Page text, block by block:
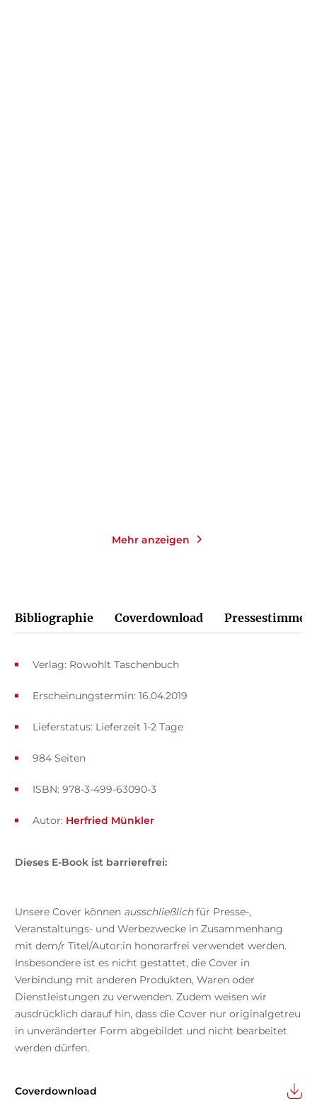
Mehr anzeigen
Bibliographie Coverdownload Pressestimmen
Verlag: Rowohlt Taschenbuch
Erscheinungstermin: 16.04.2019
Lieferstatus: Lieferzeit 1-2 Tage
ISBN: 978-3-499-63090-3
984 Seiten
Autor: Herfried Münkler
Dieses E-Book ist barrierefrei:
Unsere Cover können ausschließlichfür Presse-,
Veranstaltungs- und Werbezwecke in Zusammenhang
mit dem/r Titel/Autor:in honorarfrei verwendet werden.
Insbesondere ist es nicht gestattet, die Cover in
Verbindung mit anderen Produkten, Waren oder
Dienstleistungen zu verwenden. Zudem weisen wir
ausdrücklich darauf hin, dass die Cover nur originalgetreu
in unveränderter Form abgebildet und nicht bearbeitet
werden dürfen.
Coverdownload